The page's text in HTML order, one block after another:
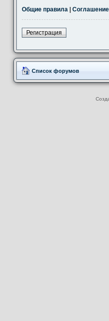
Общие правила
Регистрация
Список форумов